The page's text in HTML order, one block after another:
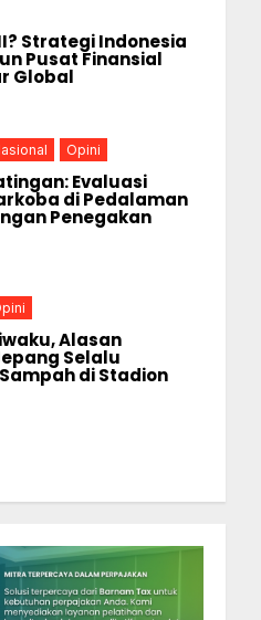
Strategi Indonesia
Pusat Finansial
Global
Opini
Evaluasi
di Pedalaman
Penegakan
Alasan
Selalu
di Stadion